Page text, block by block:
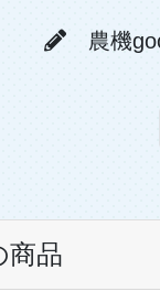
農機
商品